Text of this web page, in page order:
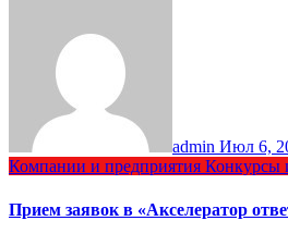
admin Июл 6,
Компании и предприятия Конкурсы
Прием заявок в «Акселератор